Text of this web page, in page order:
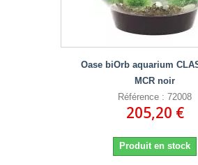
Oase biOrb aquarium
MCR noir
Référence : 72008
205,20 €
Produit en stock